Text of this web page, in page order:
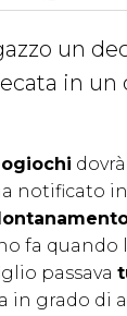
un
in
notificato
fa quando
passava
in grado di